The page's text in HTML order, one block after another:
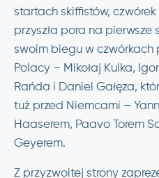
startach skiffistów,
przyszła pora na pierwsze
swoim biegu w
Polacy – Mikołaj Kulka,
Rańda i Daniel Gałęza,
tuż przed Niemcami –
Haaserem, Paavo Torem
Geyerem.
Z przyzwoitej strony